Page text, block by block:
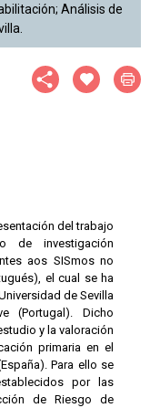
Análisis de
del trabajo
de investigación
aos SISmos no
el cual se ha
de Sevilla
(Portugal). Dicho
y la valoración
primaria en el
Para ello se
por las
de Riesgo de